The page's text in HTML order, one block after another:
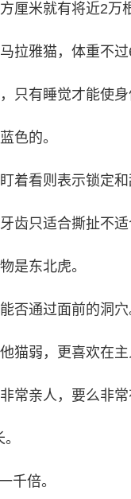
厘米就有将近2万
拉雅猫，体重不过
只有睡觉才能使身
色的。
着看则表示锁定和
齿只适合撕扯不适
是东北虎。
否通过面前的洞穴
猫弱，更喜欢在主
常亲人，要么非常
千倍。